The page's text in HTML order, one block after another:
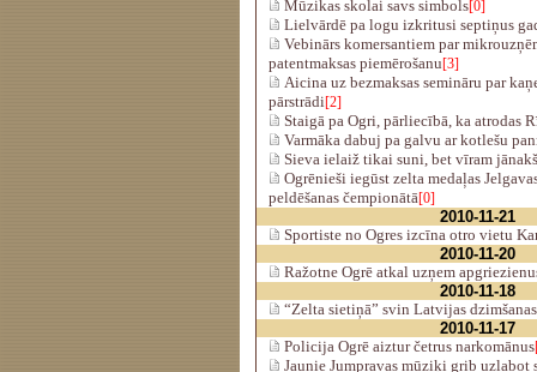
Mūzikas skolai savs simbols[0]
Lielvārdē pa logu izkritusi septiņus
Vebinārs komersantiem par
patentmaksas piemērošanu[3]
Aicina uz bezmaksas semināru par
pārstrādi[2]
Staigā pa Ogri, pārliecībā, ka atrodas
Varmāka dabuj pa galvu ar kotlešu
Sieva ielaiž tikai suni, bet vīram
Ogrēnieši iegūst zelta medaļas
peldēšanas čempionātā[0]
2010-11-21
Sportiste no Ogres izcīna otro vietu
2010-11-20
Ražotne Ogrē atkal uzņem
2010-11-18
“Zelta sietiņā” svin Latvijas
2010-11-17
Policija Ogrē aiztur četrus narkomānus
Jaunie Jumpravas mūziķi grib uzlabot